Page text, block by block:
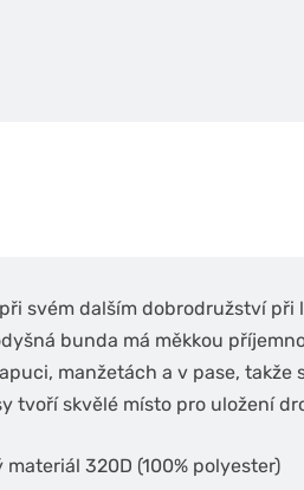
svém dalším dobrodružství
bunda má měkkou
manžetách a v pase,
tvoří skvělé místo pro uložení
320D (100% polyester)